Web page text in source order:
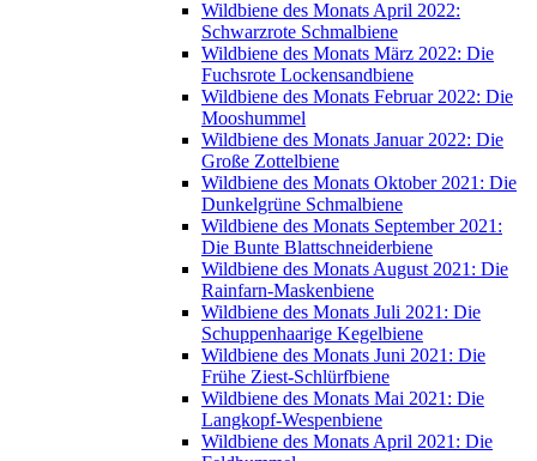
Wildbiene des Monats April 2022:
Schwarzrote Schmalbiene
Wildbiene des Monats März 2022: Die
Fuchsrote Lockensandbiene
Wildbiene des Monats Februar 2022: Die
Mooshummel
Wildbiene des Monats Januar 2022: Die
Große Zottelbiene
Wildbiene des Monats Oktober 2021: Die
Dunkelgrüne Schmalbiene
Wildbiene des Monats September 2021:
Die Bunte Blattschneiderbiene
Wildbiene des Monats August 2021: Die
Rainfarn-Maskenbiene
Wildbiene des Monats Juli 2021: Die
Schuppenhaarige Kegelbiene
Wildbiene des Monats Juni 2021: Die
Frühe Ziest-Schlürfbiene
Wildbiene des Monats Mai 2021: Die
Langkopf-Wespenbiene
Wildbiene des Monats April 2021: Die